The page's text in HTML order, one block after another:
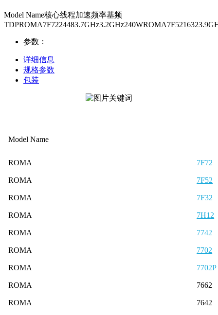
Model Name核心线程加速频率基频
参数：
详细信息
规格参数
包装
Model Name
ROMA 7F72
ROMA 7F52
ROMA 7F32
ROMA 7H12
ROMA 7742
ROMA 7702
ROMA 7702P
ROMA 7662
ROMA 7642